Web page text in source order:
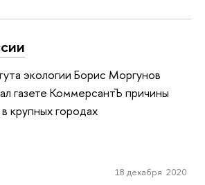
экологии Борис Моргунов
газете КоммерсантЪ причины
крупных городах
18 декабря 2020